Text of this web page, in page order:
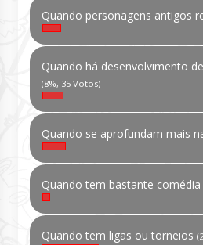
Quando personagens antigos
Quando há desenvolvimento
(8%, 35 Votos)
Quando se aprofundam mais
Quando tem bastante comédia
Quando tem ligas ou torneios